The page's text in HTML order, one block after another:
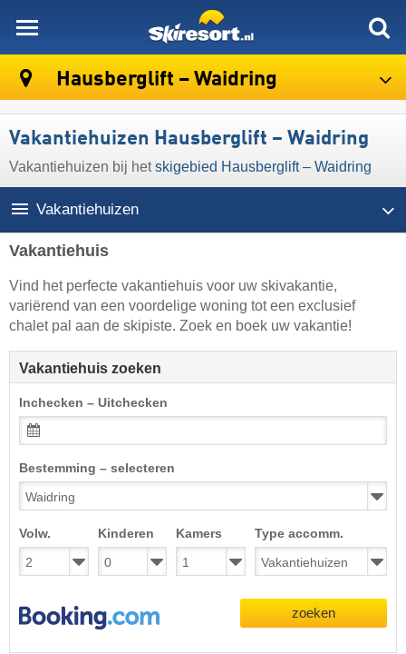
Hausberglift – Waidring
Vakantiehuizen Hausberglift – Waidring
Vakantiehuizen bij hetskigebied Hausberglift – Waidring
Vakantiehuizen
Vakantiehuis
Vind het perfecte vakantiehuis voor uw skivakantie,
variërend van een voordelige woning tot een exclusief
chalet pal aan de skipiste. Zoek en boek uw vakantie!
Vakantiehuis zoeken
Inchecken – Uitchecken
Bestemming – selecteren
Volw. Kinderen Kamers Type accomm.
zoeken